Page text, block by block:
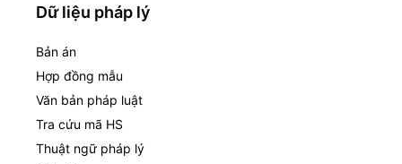
Dữ liệu pháp lý
Bản án
Hợp đồng mẫu
Văn bản pháp luật
Tra cứu mã HS
Thuật ngữ pháp lý